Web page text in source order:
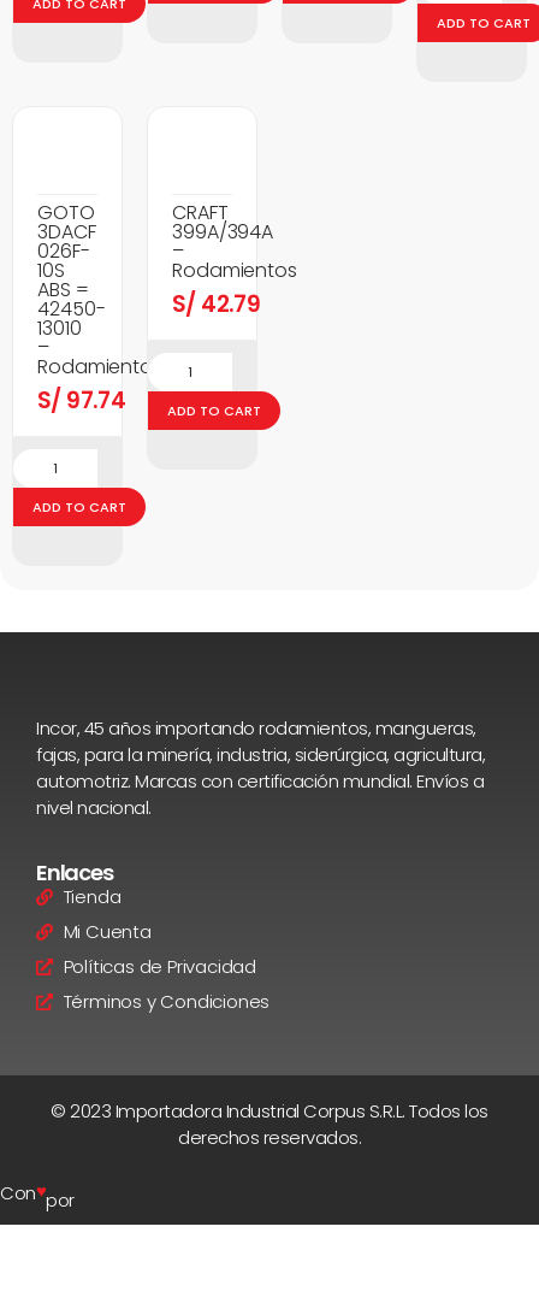
ADD TO CART
GOTO
3DACF
026F-
10S
ABS =
42450-
13010
–
Rodamientos
S/ 97.74
ADD TO CART
CRAFT
399A/394A
–
Rodamientos
S/ 42.79
ADD TO CART
Incor, 45 años importando rodamientos, mangueras,
fajas, para la minería, industria, siderúrgica, agricultura,
automotriz. Marcas con certificación mundial. Envíos a
nivel nacional.
Enlaces
Tienda
Mi Cuenta
Políticas de Privacidad
Términos y Condiciones
© 2023 Importadora Industrial Corpus S.R.L. Todos los
derechos reservados.
Con♥por